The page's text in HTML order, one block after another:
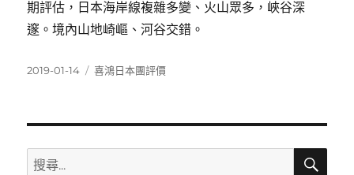
期評估，日本海岸線複雜多變、火山眾多，峽谷深
邃。境內山地崎嶇、河谷交錯。
發
2019-01-14
分
喜鴻日本團評價
搜
搜